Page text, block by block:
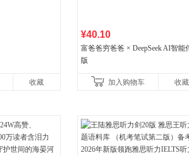
收藏
¥40.10
富爸爸穷爸爸 × DeepSeek AI智能
版
加入购物车 收藏